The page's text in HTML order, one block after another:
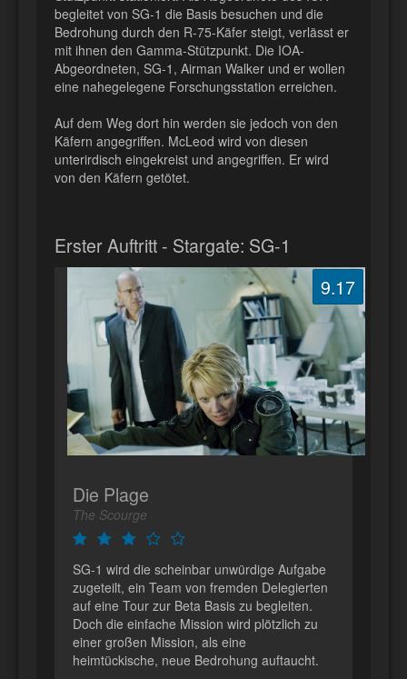
begleitet von SG-1 die Basis besuchen und die
Bedrohung durch den R-75-Käfer steigt, verlässt er
mit ihnen den Gamma-Stützpunkt. Die IOA-
Abgeordneten, SG-1, Airman Walker und er wollen
eine nahegelegene Forschungsstation erreichen.
Auf dem Weg dort hin werden sie jedoch von den
Käfern angegriffen. McLeod wird von diesen
unterirdisch eingekreist und angegriffen. Er wird
von den Käfern getötet.
Erster Auftritt - Stargate: SG-1
9.17
Die Plage
The Scourge
SG-1 wird die scheinbar unwürdige Aufgabe
zugeteilt, ein Team von fremden Delegierten
auf eine Tour zur Beta Basis zu begleiten.
Doch die einfache Mission wird plötzlich zu
einer großen Mission, als eine
heimtückische, neue Bedrohung auftaucht.